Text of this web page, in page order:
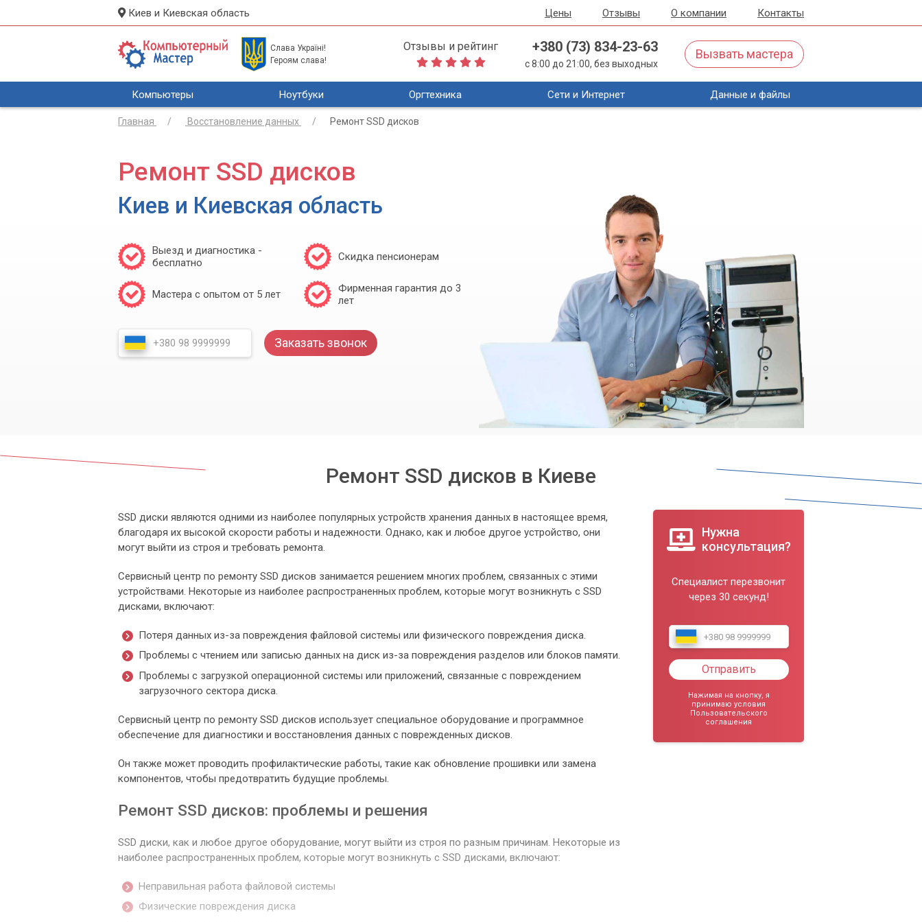
Киев и Киевская область Цены Отзывы О компании Контакты
Слава Україні!
Героям слава!
Отзывы и рейтинг +380 (73) 834-23-63
с 8:00 до 21:00, без выходных
Вызвать мастера
Компьютеры Ноутбуки Оргтехника Сети и Интернет Данные и файлы
Главная Восстановление данных Ремонт SSD дисков
Ремонт SSD дисков
Киев и Киевская область
Выезд и диагностика -
бесплатно
Скидка пенсионерам
Мастера с опытом от 5 лет
Фирменная гарантия до 3
лет
Заказать звонок
Ремонт SSD дисков в Киеве
SSD диски являются одними из наиболее популярных устройств хранения данных в настоящее время,
благодаря их высокой скорости работы и надежности. Однако, как и любое другое устройство, они
могут выйти из строя и требовать ремонта.
Сервисный центр по ремонту SSD дисков занимается решением многих проблем, связанных с этими
устройствами. Некоторые из наиболее распространенных проблем, которые могут возникнуть с SSD
дисками, включают:
Потеря данных из-за повреждения файловой системы или физического повреждения диска.
Проблемы с чтением или записью данных на диск из-за повреждения разделов или блоков памяти.
Проблемы с загрузкой операционной системы или приложений, связанные с повреждением
загрузочного сектора диска.
Сервисный центр по ремонту SSD дисков использует специальное оборудование и программное
обеспечение для диагностики и восстановления данных с поврежденных дисков.
Он также может проводить профилактические работы, такие как обновление прошивки или замена
компонентов, чтобы предотвратить будущие проблемы.
Ремонт SSD дисков: проблемы и решения
SSD диски, как и любое другое оборудование, могут выйти из строя по разным причинам. Некоторые из
наиболее распространенных проблем, которые могут возникнуть с SSD дисками, включают:
Неправильная работа файловой системы
Физические повреждения диска
Нужна
консультация?
Специалист перезвонит
через 30 секунд!
Отправить
Нажимая на кнопку, я
принимаю условия
Пользовательского
соглашения